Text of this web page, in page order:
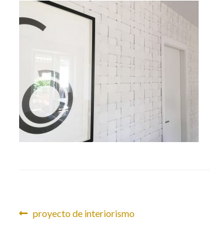
Navegación
Anterior:
proyecto de interiorismo